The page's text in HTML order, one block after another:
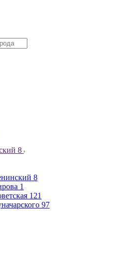
8
8
1
121
97